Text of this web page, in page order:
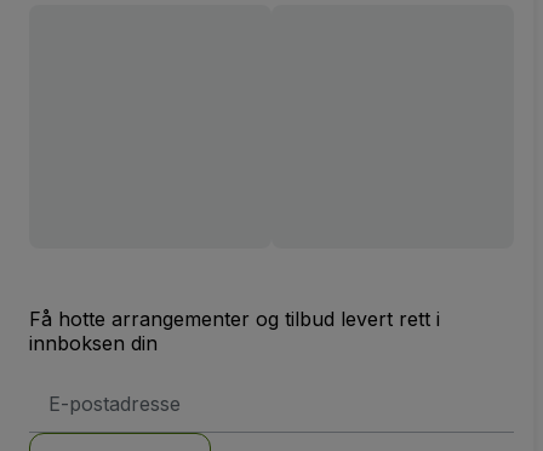
Få hotte arrangementer og tilbud levert rett i
innboksen din
postadresse